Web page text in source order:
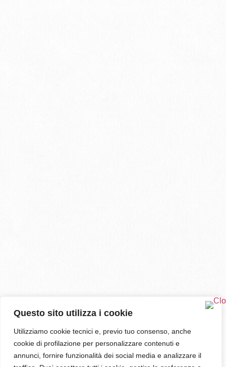
Questo sito utilizza i cookie
Utilizziamo cookie tecnici e, previo tuo consenso, anche
cookie di profilazione per personalizzare contenuti e
annunci, fornire funzionalità dei social media e analizzare il